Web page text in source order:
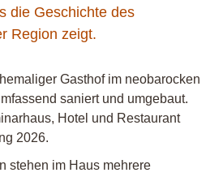
die Geschichte des
Region zeigt.
Gasthof im neobarocken
saniert und umgebaut.
Hotel und Restaurant
2026.
stehen im Haus mehrere